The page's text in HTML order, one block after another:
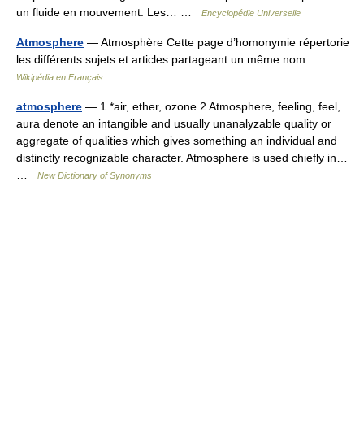
un fluide en mouvement. Les… …
Encyclopédie Universelle
Atmosphere — Atmosphère Cette page d’homonymie répertorie
les différents sujets et articles partageant un même nom …
Wikipédia en Français
atmosphere — 1 *air, ether, ozone 2 Atmosphere, feeling, feel,
aura denote an intangible and usually unanalyzable quality or
aggregate of qualities which gives something an individual and
distinctly recognizable character. Atmosphere is used chiefly in…
New Dictionary of Synonyms